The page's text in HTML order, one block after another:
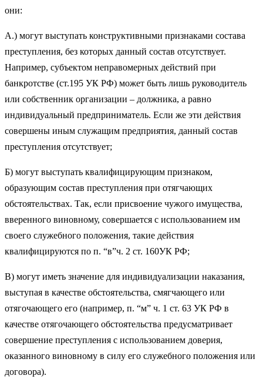
они:
А.) могут выступать конструктивными признаками состава
преступления, без которых данный состав отсутствует.
Например, субъектом неправомерных действий при
банкротстве (ст.195 УК РФ) может быть лишь руководитель
или собственник организации – должника, а равно
индивидуальный предприниматель. Если же эти действия
совершены иным служащим предприятия, данный состав
преступления отсутствует;
Б) могут выступать квалифицирующим признаком,
образующим состав преступления при отягчающих
обстоятельствах. Так, если присвоение чужого имущества,
вверенного виновному, совершается с использованием им
своего служебного положения, такие действия
квалифицируются по п. “в”ч. 2 ст. 160УК РФ;
В) могут иметь значение для индивидуализации наказания,
выступая в качестве обстоятельства, смягчающего или
отягочающего его (например, п. “м” ч. 1 ст. 63 УК РФ в
качестве отягочающего обстоятельства предусматривает
совершение преступления с использованием доверия,
оказанного виновному в силу его служебного положения или
договора).